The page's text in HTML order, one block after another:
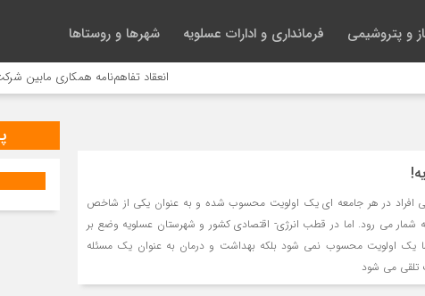
و پتروشیمی فرمانداری و ادارات عسلویه شهرها و روستاها
انعقاد تفاهم‌نامه همکاری مابین شرکت
افراد در هر جامعه ای یک اولویت محسوب شده و به عنوان یکی از شاخص
شمار می رود. اما در قطب انرژی- اقتصادی کشور و شهرستان عسلویه وضع بر
یک اولویت محسوب نمی شود بلکه بهداشت و درمان به عنوان یک مسئله
تلقی می شود